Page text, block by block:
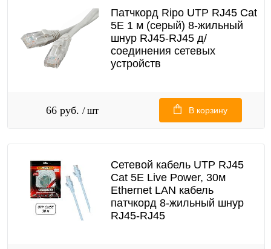
Патчкорд Ripo UTP RJ45 Cat
5E 1 м (серый) 8-жильный
шнур RJ45-RJ45 д/
соединения сетевых
устройств
66 руб. / шт В корзину
Сетевой кабель UTP RJ45
Cat 5E Live Power, 30м
Ethernet LAN кабель
патчкорд 8-жильный шнур
RJ45-RJ45